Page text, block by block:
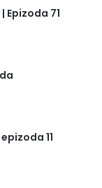
Epizoda 71
11